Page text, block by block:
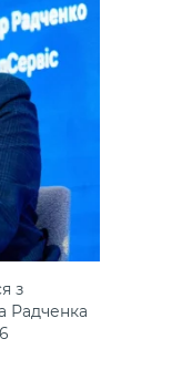
з
Радченка